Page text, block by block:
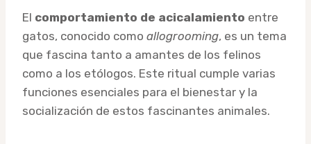
El comportamiento de acicalamiento entre
gatos, conocido como allogrooming, es un tema
que fascina tanto a amantes de los felinos
como a los etólogos. Este ritual cumple varias
funciones esenciales para el bienestar y la
socialización de estos fascinantes animales.